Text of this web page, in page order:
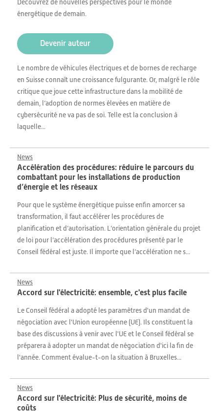
Découvrez de nouvelles perspectives pour le monde
énergétique de demain.
Devenir auteur
Le nombre de véhicules électriques et de bornes de recharge
en Suisse connaît une croissance fulgurante. Or, malgré le rôle
critique que joue cette infrastructure dans la mobilité de
demain, l’adoption de normes élevées en matière de
cybersécurité ne va pas de soi. Telle est la conclusion à
laquelle...
News
Accélération des procédures: réduire le parcours du
combattant pour les installations de production
d’énergie et les réseaux
Pour que le système énergétique puisse enfin amorcer sa
transformation, il faut accélérer les procédures de
planification et d’autorisation. L’orientation générale du projet
de loi pour l’accélération des procédures présenté par le
Conseil fédéral est juste. Il importe que l’accélération ne s...
News
Accord sur l'électricité: ensemble, c'est plus facile
Le Conseil fédéral a adopté les paramètres d'un mandat de
négociation avec l'Union européenne (UE). Ils constituent la
base des discussions à venir avec l'UE et le Conseil fédéral se
préparera à adopter un mandat de négociation d'ici la fin de
l'année. Comment évalue-t-on la situation à Bruxelles...
News
Accord sur l'électricité: Plus de sécurité, moins de
coûts